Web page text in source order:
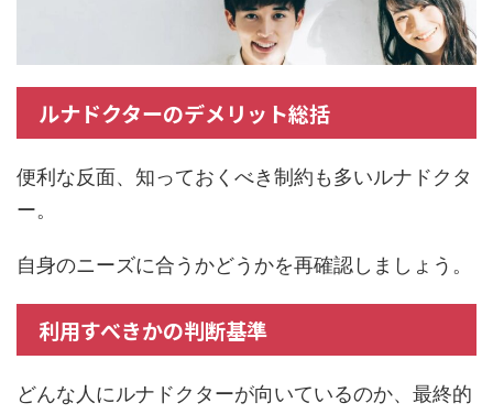
ルナドクターのデメリット総括
便利な反面、知っておくべき制約も多いルナドクタ
ー。
自身のニーズに合うかどうかを再確認しましょう。
利用すべきかの判断基準
どんな人にルナドクターが向いているのか、最終的